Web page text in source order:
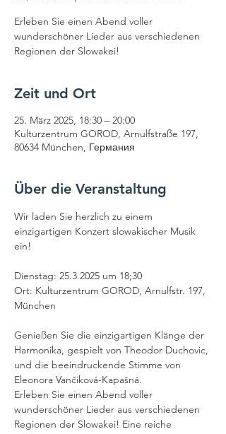
Erleben Sie einen Abend voller
wunderschöner Lieder aus verschiedenen
Regionen der Slowakei!
Zeit und Ort
25. März 2025, 18:30 – 20:00
Kulturzentrum GOROD, Arnulfstraße 197,
80634 München, Германия
Über die Veranstaltung
Wir laden Sie herzlich zu einem
einzigartigen Konzert slowakischer Musik
ein!
Dienstag: 25.3.2025 um 18;30
Ort: Kulturzentrum GOROD, Arnulfstr. 197,
München
Genießen Sie die einzigartigen Klänge der
Harmonika, gespielt von Theodor Duchovic,
und die beeindruckende Stimme von
Eleonora Vančiková-Kapašná.
Erleben Sie einen Abend voller
wunderschöner Lieder aus verschiedenen
Regionen der Slowakei! Eine reiche